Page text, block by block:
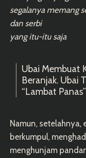
segalanya memang
dan serbi
yang itu-itu saja
Ubai Membuat
Beranjak. Ubai
“lambat
Namun, setelahnya,
berkumpul,
menghunjam